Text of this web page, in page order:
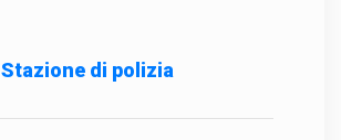
Stazione di polizia